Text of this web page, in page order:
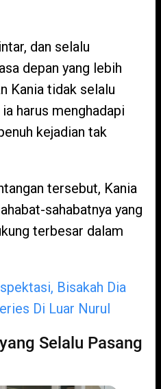
dan selalu
depan yang lebih
Kania tidak selalu
harus menghadapi
kejadian tak
tersebut, Kania
sahabatnya yang
terbesar dalam
Bisakah Dia
Di Luar Nurul
Selalu Pasang